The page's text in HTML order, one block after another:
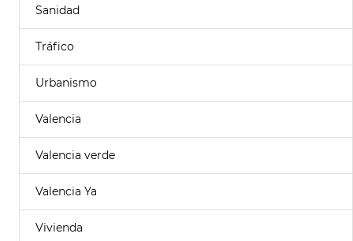
Sanidad
Tráfico
Urbanismo
Valencia
Valencia verde
Valencia Ya
Vivienda